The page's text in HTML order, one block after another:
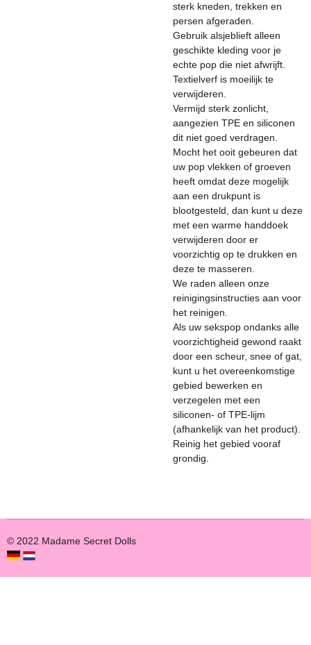
sterk kneden, trekken en
persen afgeraden.
Gebruik alsjeblieft alleen
geschikte kleding voor je
echte pop die niet afwrijft.
Textielverf is moeilijk te
verwijderen.
Vermijd sterk zonlicht,
aangezien TPE en siliconen
dit niet goed verdragen.
Mocht het ooit gebeuren dat
uw pop vlekken of groeven
heeft omdat deze mogelijk
aan een drukpunt is
blootgesteld, dan kunt u deze
met een warme handdoek
verwijderen door er
voorzichtig op te drukken en
deze te masseren.
We raden alleen onze
reinigingsinstructies aan voor
het reinigen.
Als uw sekspop ondanks alle
voorzichtigheid gewond raakt
door een scheur, snee of gat,
kunt u het overeenkomstige
gebied bewerken en
verzegelen met een
siliconen- of TPE-lijm
(afhankelijk van het product).
Reinig het gebied vooraf
grondig.
© 2022 Madame Secret Dolls